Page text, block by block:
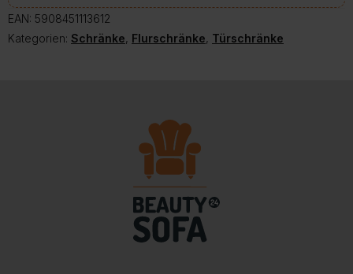
EAN: 5908451113612
Kategorien: Schränke, Flurschränke, Türschränke